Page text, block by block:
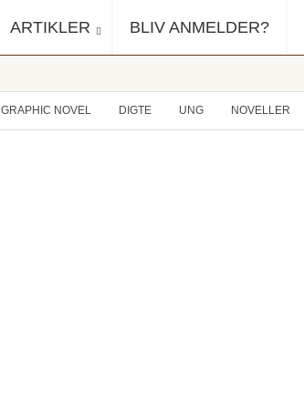
ARTIKLER BLIV ANMELDER?
GRAPHIC NOVEL DIGTE UNG NOVELLER